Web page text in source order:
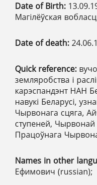
Date of Birth:
Магілёўская
Date of death:
Quick reference:
земляробства і
карэспандэнт НАН
навукі Беларусі,
Чырвонага сцяга,
ступеней,
Працоўнага
Names in other
Ефимович (russian);